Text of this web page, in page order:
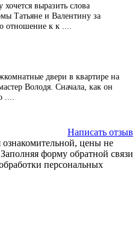
выразить слова
Татьяне и Валентину за
отношение к к ....
двери в квартире на
Володя. Сначала, как он
....
Написать отзыв
цены не
форму обратной связи
персональных